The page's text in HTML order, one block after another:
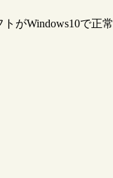
がWindows10で正